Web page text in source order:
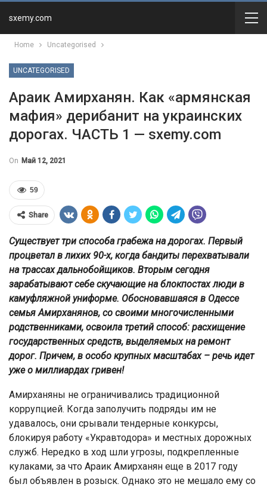
sxemy.com
Home Uncategorised
UNCATEGORISED
Араик Амирханян. Как «армянская
мафия» дерибанит на украинских
дорогах. ЧАСТЬ 1 — sxemy.com
On Май 12, 2021
59
Share
Существует три способа грабежа на дорогах. Первый
процветал в лихих 90-х, когда бандиты перехватывали
на трассах дальнобойщиков. Вторым сегодня
зарабатывают себе скучающие на блокпостах люди в
камуфляжной униформе. Обосновавшаяся в Одессе
семья Амирханянов, со своими многочисленными
родственниками, освоила третий способ: расхищение
государственных средств, выделяемых на ремонт
дорог. Причем, в особо крупных масштабах – речь идет
уже о миллиардах гривен!
Амирханяны не ограничивались традиционной
коррупцией. Когда заполучить подряды им не
удавалось, они срывали тендерные конкурсы,
блокируя работу «Укравтодора» и местных дорожных
служб. Нередко в ход шли угрозы, подкрепленные
кулаками, за что Араик Амирханян еще в 2017 году
был объявлен в розыск. Однако это не мешало ему со